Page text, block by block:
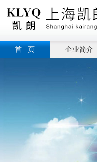
首 页 企业简介